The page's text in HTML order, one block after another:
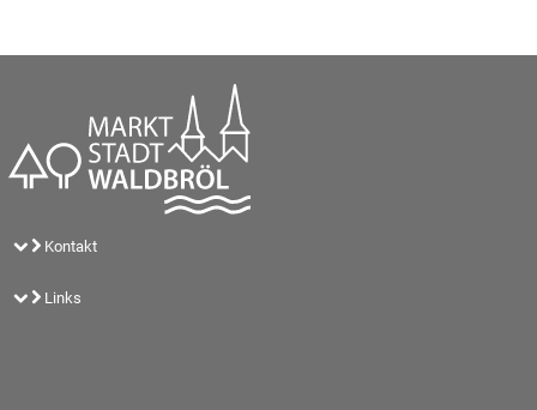
Kontakt
Links